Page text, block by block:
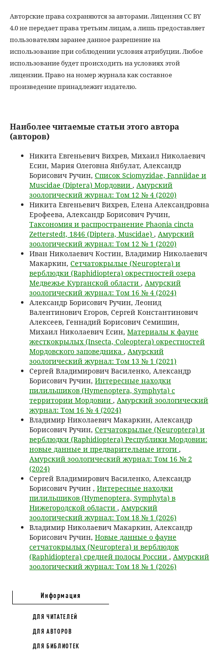
Авторские права сохраняются за авторами. Лицензия CC BY
4.0 не передает права третьим лицам, а лишь предоставляет
пользователям заранее данное разрешение на
использование при соблюдении условия атрибуции. Любое
использование будет происходить на условиях этой
лицензии. Право на номер журнала как составное
произведение принадлежит издателю.
Наиболее читаемые статьи этого автора
(авторов)
Никита Евгеньевич Вихрев, Михаил Николаевич
Есин, Мария Олеговна Янбулат, Александр
Борисович Ручин, Список Sciomyzidae, Fanniidae и
Muscidae (Diptera) Мордовии , Амурский
зоологический журнал: Том 12 № 4 (2020)
Никита Евгеньевич Вихрев, Елена Александровна
Ерофеева, Александр Борисович Ручин,
Таксономия и распространение Phaonia cincta
Zetterstedt, 1846 (Diptera, Muscidae) , Амурский
зоологический журнал: Том 12 № 1 (2020)
Иван Николаевич Костин, Владимир Николаевич
Макаркин, Сетчатокрылые (Neuroptera) и
верблюдки (Raphidioptera) окрестностей озера
Медвежье Курганской области , Амурский
зоологический журнал: Том 16 № 4 (2024)
Александр Борисович Ручин, Леонид
Валентинович Егоров, Сергей Константинович
Алексеев, Геннадий Борисович Семишин,
Михаил Николаевич Есин, Материалы к фауне
жесткокрылых (Insecta, Coleoptera) окрестностей
Мордовского заповедника , Амурский
зоологический журнал: Том 13 № 1 (2021)
Сергей Владимирович Василенко, Александр
Борисович Ручин, Интересные находки
пилильщиков (Hymenoptera, Symphyta) с
территории Мордовии , Амурский зоологический
журнал: Том 16 № 4 (2024)
Владимир Николаевич Макаркин, Александр
Борисович Ручин, Сетчатокрылые (Neuroptera) и
верблюдки (Raphidioptera) Республики Мордовии:
новые данные и предварительные итоги ,
Амурский зоологический журнал: Том 16 № 2
(2024)
Сергей Владимирович Василенко, Александр
Борисович Ручин , Интересные находки
пилильщиков (Hymenoptera, Symphyta) в
Нижегородской области , Амурский
зоологический журнал: Том 18 № 1 (2026)
Владимир Николаевич Макаркин, Александр
Борисович Ручин, Новые данные о фауне
сетчатокрылых (Neuroptera) и верблюдок
(Raphidioptera) средней полосы России , Амурский
зоологический журнал: Том 18 № 1 (2026)
Информация
ДЛЯ ЧИТАТЕЛЕЙ
ДЛЯ АВТОРОВ
ДЛЯ БИБЛИОТЕК